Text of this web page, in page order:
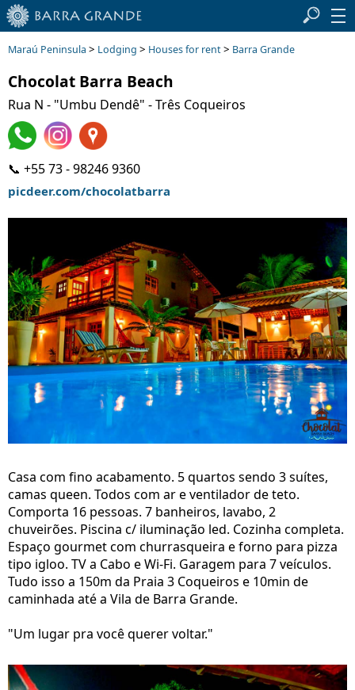
Maraú Peninsula > Lodging > Houses for rent> Barra Grande
Chocolat Barra Beach
Rua N - "Umbu Dendê" - Três Coqueiros
📞 +55 73 - 98246 9360
picdeer.com/chocolatbarra
Casa com fino acabamento. 5 quartos sendo 3 suítes,
camas queen. Todos com ar e ventilador de teto.
Comporta 16 pessoas. 7 banheiros, lavabo, 2
chuveirões. Piscina c/ iluminação led. Cozinha completa.
Espaço gourmet com churrasqueira e forno para pizza
tipo igloo. TV a Cabo e Wi-Fi. Garagem para 7 veículos.
Tudo isso a 150m da Praia 3 Coqueiros e 10min de
caminhada até a Vila de Barra Grande.
"Um lugar pra você querer voltar."